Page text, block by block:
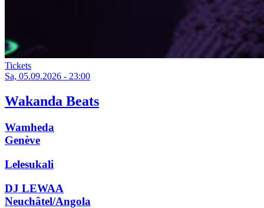
Tickets
Sa, 05.09.2026 - 23:00
Wakanda Beats
Wamheda
Genève
Lelesukali
DJ LEWAA
Neuchâtel/Angola